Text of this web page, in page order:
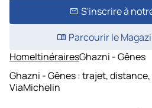
S'inscrire à
Parcourir le
HomeItinérairesGhazni - Gênes
Ghazni - Gênes : trajet,
ViaMichelin